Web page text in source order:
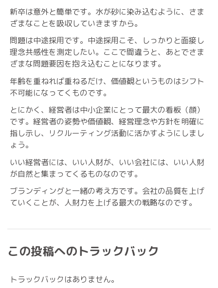
新卒は意外と簡単です。水が砂に染み込むように、さま
ざまなことを吸収していきますから。
問題は中途採用です。中途採用こそ、しっかりと面接し
理念共感性を測定したい。ここで間違うと、あとでさま
ざまな問題要因を抱え込むことになります。
年齢を重ねれば重ねるだけ、価値観というものはシフト
不可能になってくものです。
とにかく、経営者は中小企業にとって最大の看板（顔）
です。経営者の姿勢や価値観、経営理念や方針を明確に
指し示し、リクルーティング活動に活かすようにしまし
ょう。
いい経営者には、いい人財が、いい会社には、いい人財
が自然と集まってくるものなのです。
ブランディングと一緒の考え方です。会社の品質を上げ
ていくことが、人財力を上げる最大の戦略なのです。
この投稿へのトラックバック
トラックバックはありません。